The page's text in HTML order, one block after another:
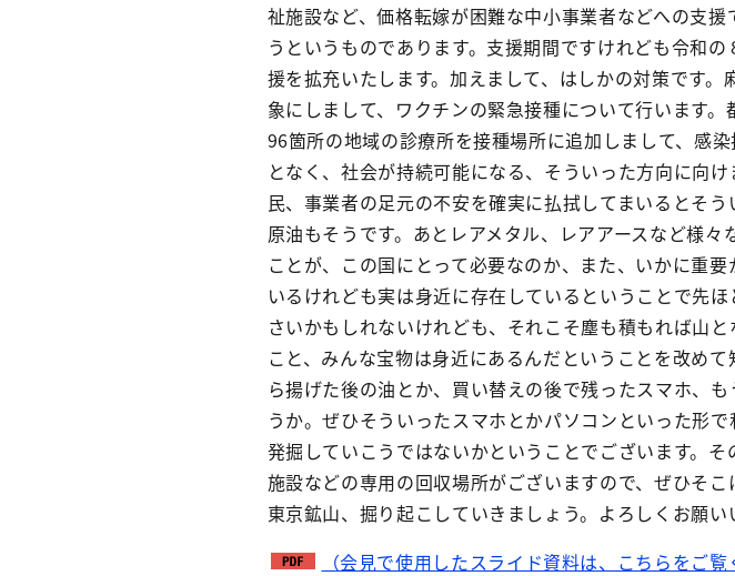
祉施設など、価格転嫁が困難な中小事業者などへの支
うというものであります。支援期間ですけれども令和
援を拡充いたします。加えまして、はしかの対策です
象にしまして、ワクチンの緊急接種について行います
96箇所の地域の診療所を接種場所に追加しまして、感
となく、社会が持続可能になる、そういった方向に向
民、事業者の足元の不安を確実に払拭してまいるとそ
原油もそうです。あとレアメタル、レアアースなど様
ことが、この国にとって必要なのか、また、いかに重
いるけれども実は身近に存在しているということで先
さいかもしれないけれども、それこそ塵も積もれば山
こと、みんな宝物は身近にあるんだということを改め
ら揚げた後の油とか、買い替えの後で残ったスマホ、
うか。ぜひそういったスマホとかパソコンといった形
発掘していこうではないかということでございます。
施設などの専用の回収場所がございますので、ぜひそ
東京鉱山、掘り起こしていきましょう。よろしくお願
（会見で使用したスライド資料は、こちらをご覧